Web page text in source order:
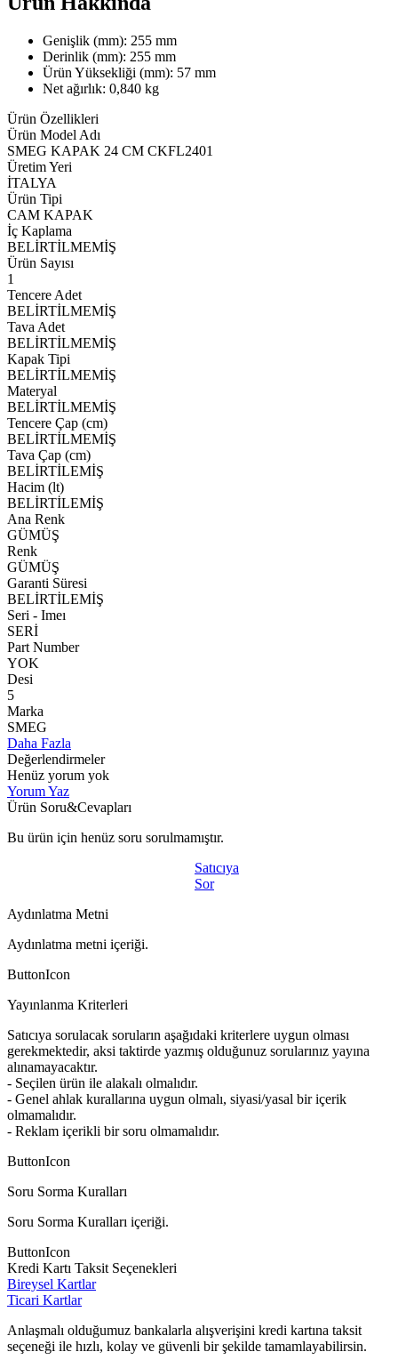
Genişlik (mm): 255 mm
Derinlik (mm): 255 mm
Ürün Yüksekliği (mm): 57 mm
Net ağırlık: 0,840 kg
Ürün Özellikleri
Ürün Model Adı
SMEG KAPAK 24 CM CKFL2401
Üretim Yeri
İTALYA
Ürün Tipi
CAM KAPAK
İç Kaplama
BELİRTİLMEMİŞ
Ürün Sayısı
1
Tencere Adet
BELİRTİLMEMİŞ
Tava Adet
BELİRTİLMEMİŞ
Kapak Tipi
BELİRTİLMEMİŞ
Materyal
BELİRTİLMEMİŞ
Tencere Çap (cm)
BELİRTİLMEMİŞ
Tava Çap (cm)
BELİRTİLEMİŞ
Hacim (lt)
BELİRTİLEMİŞ
Ana Renk
GÜMÜŞ
Renk
GÜMÜŞ
Garanti Süresi
BELİRTİLEMİŞ
Seri - Imeı
SERİ
Part Number
YOK
Desi
5
Marka
SMEG
Daha Fazla
Değerlendirmeler
Henüz yorum yok
Yorum Yaz
Ürün Soru&Cevapları
Bu ürün için henüz soru sorulmamıştır.
Satıcıya
Sor
Aydınlatma Metni
Aydınlatma metni içeriği.
ButtonIcon
Yayınlanma Kriterleri
Satıcıya sorulacak soruların aşağıdaki kriterlere uygun olması
gerekmektedir, aksi taktirde yazmış olduğunuz sorularınız yayına
alınamayacaktır.
- Seçilen ürün ile alakalı olmalıdır.
- Genel ahlak kurallarına uygun olmalı, siyasi/yasal bir içerik
olmamalıdır.
- Reklam içerikli bir soru olmamalıdır.
ButtonIcon
Soru Sorma Kuralları
Soru Sorma Kuralları içeriği.
ButtonIcon
Kredi Kartı Taksit Seçenekleri
Bireysel Kartlar
Ticari Kartlar
Anlaşmalı olduğumuz bankalarla alışverişini kredi kartına taksit
seçeneği ile hızlı, kolay ve güvenli bir şekilde tamamlayabilirsin.